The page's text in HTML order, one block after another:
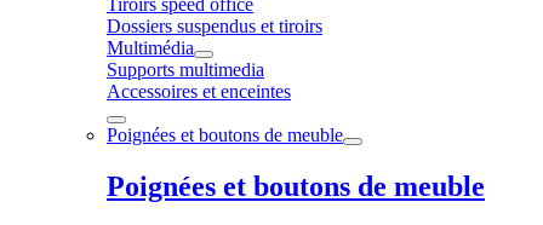
Dossiers suspendus et tiroirs
Multimédia
Supports multimedia
Accessoires et enceintes
Poignées et boutons de meuble
Poignées et boutons de meuble